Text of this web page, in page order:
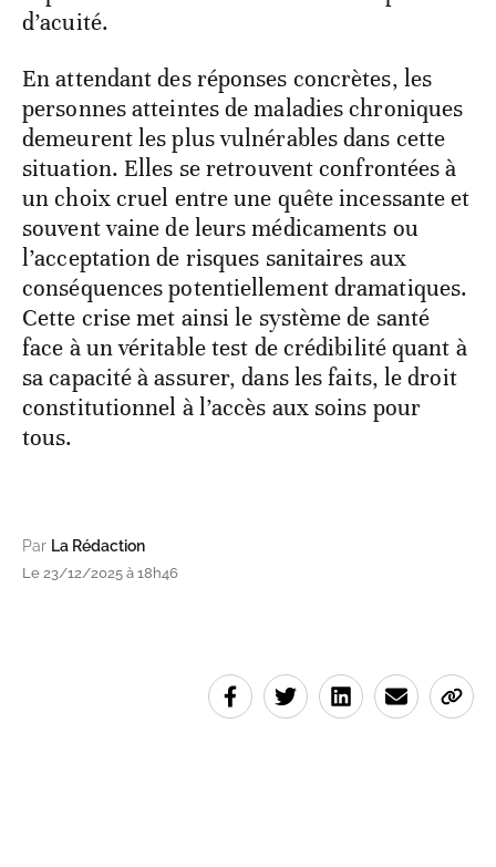
d’acuité.
En attendant des réponses concrètes, les
personnes atteintes de maladies chroniques
demeurent les plus vulnérables dans cette
situation. Elles se retrouvent confrontées à
un choix cruel entre une quête incessante et
souvent vaine de leurs médicaments ou
l’acceptation de risques sanitaires aux
conséquences potentiellement dramatiques.
Cette crise met ainsi le système de santé
face à un véritable test de crédibilité quant à
sa capacité à assurer, dans les faits, le droit
constitutionnel à l’accès aux soins pour
tous.
Par La Rédaction
Le 23/12/2025 à 18h46